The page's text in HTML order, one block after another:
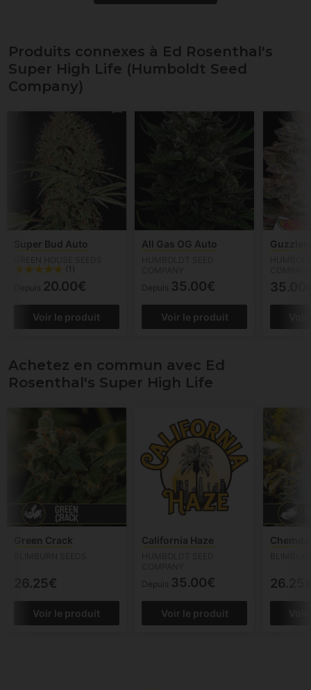
Produits connexes à Ed Rosenthal's
Super High Life (Humboldt Seed
Company)
Super Bud Auto
(1)
Depuis 20.00€
Voir le produit
All Gas OG Auto
Depuis 35.00€
Voir le produit
Achetez en commun avec Ed
Rosenthal's Super High Life
Green Crack
26.25€
Voir le produit
California Haze
Depuis 35.00€
Voir le produit